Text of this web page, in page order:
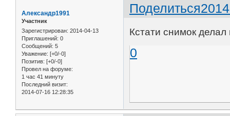
Поделиться
Александр1991
Участник
Зарегистрирован: 2014-04-13
Приглашений: 0
Сообщений: 5
Уважение: [+0/-0]
Позитив: [+0/-0]
Провел на форуме:
1 час 41 минуту
Последний визит:
2014-07-16 12:28:35
Кстати снимок
0